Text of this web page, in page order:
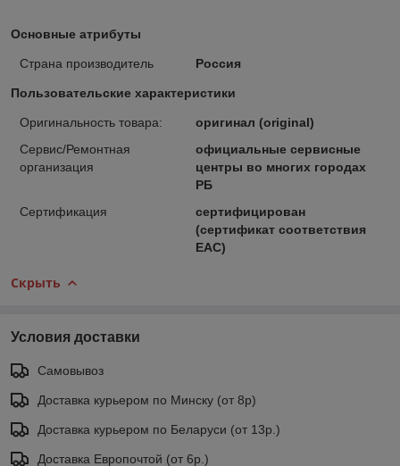
Основные атрибуты
Страна производитель Россия
Пользовательские характеристики
Оригинальность товара:
оригинал (original)
Сервис/Ремонтная
организация
официальные сервисные
центры во многих городах
РБ
Сертификация
сертифицирован
(сертификат соответствия
ЕАС)
Скрыть
Условия доставки
Самовывоз
Доставка курьером по Минску (от 8р)
Доставка курьером по Беларуси (от 13р.)
Доставка Европочтой (от 6р.)